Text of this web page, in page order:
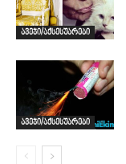
ავეჯი/აქსესუარები
ავეჯი/აქსესუარები